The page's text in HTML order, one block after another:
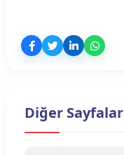
Diğer Sayfalar